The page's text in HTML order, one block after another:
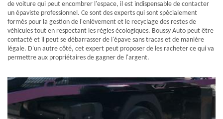
de voiture qui peut encombrer l'espace, il est indispensable de contacter
un épaviste professionnel. Ce sont des experts qui sont spécialement
formés pour la gestion de l'enlèvement et le recyclage des restes de
véhicules tout en respectant les règles écologiques. Boussy Auto peut être
contacté et il peut se débarrasser de l'épave sans tracas et de manière
légale. D'un autre côté, cet expert peut proposer de les racheter ce qui va
permettre aux propriétaires de gagner de l'argent.